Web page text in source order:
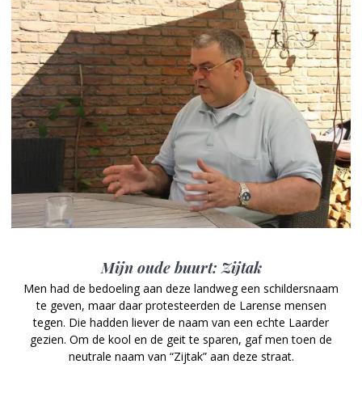
Mijn oude buurt: Zijtak
Men had de bedoeling aan deze landweg een schildersnaam
te geven, maar daar protesteerden de Larense mensen
tegen. Die hadden liever de naam van een echte Laarder
gezien. Om de kool en de geit te sparen, gaf men toen de
neutrale naam van “Zijtak” aan deze straat.